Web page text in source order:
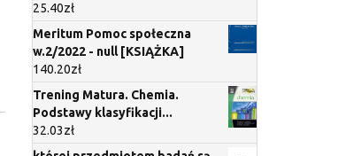
25.40zł
Meritum Pomoc społeczna
w.2/2022 - null [KSIĄŻKA]
140.20zł
Trening Matura. Chemia.
Podstawy klasyfikacji...
32.03zł